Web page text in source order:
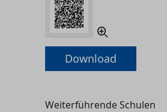
Download
Weiterführende Schulen